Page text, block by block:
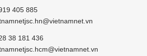
405 885
38 181 436